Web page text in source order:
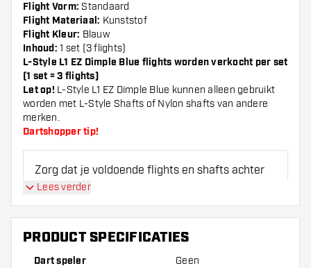
Flight Vorm: Standaard
Flight Materiaal: Kunststof
Flight Kleur: Blauw
Inhoud: 1 set (3 flights)
L-Style L1 EZ Dimple Blue flights worden verkocht per set
(1 set = 3 flights)
Let op! L-Style L1 EZ Dimple Blue kunnen alleen gebruikt
worden met L-Style Shafts of Nylon shafts van andere
merken.
Dartshopper tip!
Zorg dat je voldoende flights en shafts achter
de hand hebt. Deze kunnen slijten of kapot gaan
door gebruik.
Probeer eens een andere vorm, materiaal of
dikte van de flights om erachter te komen
Lees verder
PRODUCT SPECIFICATIES
Dart speler Geen